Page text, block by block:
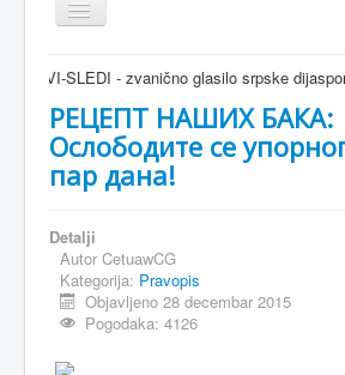
Isključi
navigaciju
Domov
VESTI
KULTURA
INTERVJU
MAGAZIN
FELJTON
SPORT
SLEDI - zvanično glasilo srpske
РЕЦЕПТ НАШИХ БАКА:
Ослободите се
пар дана!
Detalji
Autor CetuawCG
Kategorija: Pravopis
Objavljeno 28 decembar 2015
Pogodaka: 4126